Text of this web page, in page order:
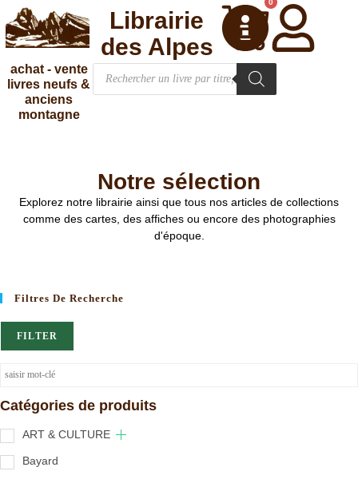
achat - vente
livres neufs &
anciens
montagne
0
Librairie
des Alpes
Notre sélection
Explorez notre librairie ainsi que tous nos articles de collections
comme des cartes, des affiches ou encore des photographies
d'époque.
Filtres De Recherche
FILTER
Catégories de produits
ART & CULTURE
Bayard